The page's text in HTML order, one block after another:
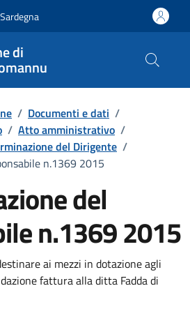
di
/ Documenti e dati /
/ Atto amministrativo /
del Dirigente /
n.1369 2015
del
n.1369 2015
ai mezzi in dotazione agli
fattura alla ditta Fadda di